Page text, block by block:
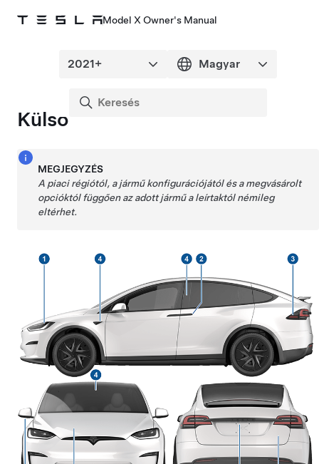
Model X Owner's Manual
Külső
MEGJEGYZÉS
A piaci régiótól, a jármű konfigurációjától és a megvásárolt
opcióktól függően az adott jármű a leírtaktól némileg
eltérhet.